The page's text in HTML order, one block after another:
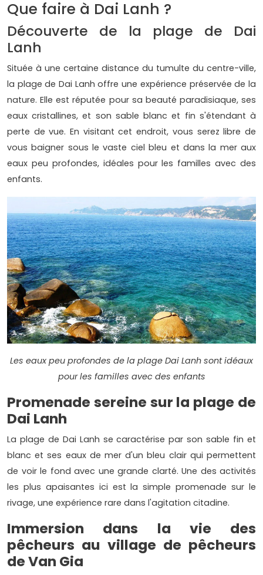
Que faire à Dai Lanh ?
Découverte de la plage de Dai
Lanh
Située à une certaine distance du tumulte du centre-ville,
la plage de Dai Lanh offre une expérience préservée de la
nature. Elle est réputée pour sa beauté paradisiaque, ses
eaux cristallines, et son sable blanc et fin s'étendant à
perte de vue. En visitant cet endroit, vous serez libre de
vous baigner sous le vaste ciel bleu et dans la mer aux
eaux peu profondes, idéales pour les familles avec des
enfants.
Les eaux peu profondes de la plage Dai Lanh sont idéaux
pour les familles avec des enfants
Promenade sereine sur la plage de
Dai Lanh
La plage de Dai Lanh se caractérise par son sable fin et
blanc et ses eaux de mer d'un bleu clair qui permettent
de voir le fond avec une grande clarté. Une des activités
les plus apaisantes ici est la simple promenade sur le
rivage, une expérience rare dans l'agitation citadine.
Immersion dans la vie des
pêcheurs au village de pêcheurs
de Van Gia